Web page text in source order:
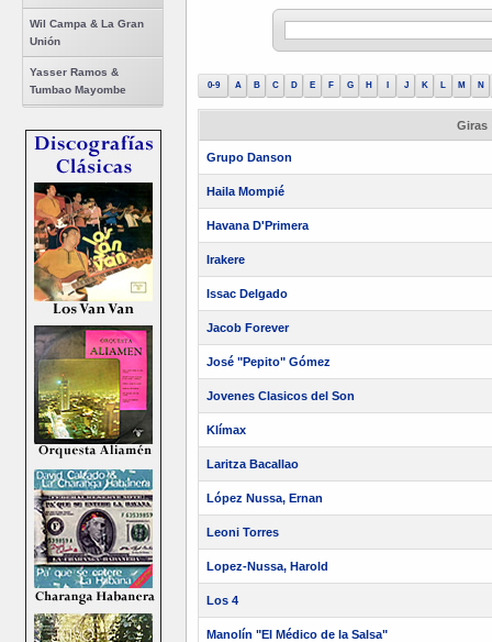
Wil Campa & La Gran
Unión
Yasser Ramos &
Tumbao Mayombe
0-9 A B C D E F G H J K L M N
Giras
Grupo Danson
Haila Mompié
Havana D'Primera
Irakere
Issac Delgado
Jacob Forever
José "Pepito" Gómez
Jovenes Clasicos del Son
Klímax
Laritza Bacallao
López Nussa, Ernan
Leoni Torres
Lopez-Nussa, Harold
Los 4
Manolín "El Médico de la Salsa"